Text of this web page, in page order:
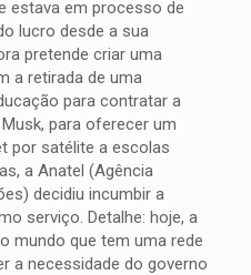
estava em processo de
lucro desde a sua
pretende criar uma
a retirada de uma
para contratar a
para oferecer um
por satélite a escolas
a Anatel (Agência
decidiu incumbir a
serviço. Detalhe: hoje, a
mundo que tem uma rede
a necessidade do governo